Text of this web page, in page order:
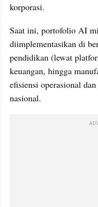
korporasi.
Saat ini, portofolio AI
diimplementasikan di
pendidikan (lewat
keuangan, hingga
efisiensi operasional
nasional.